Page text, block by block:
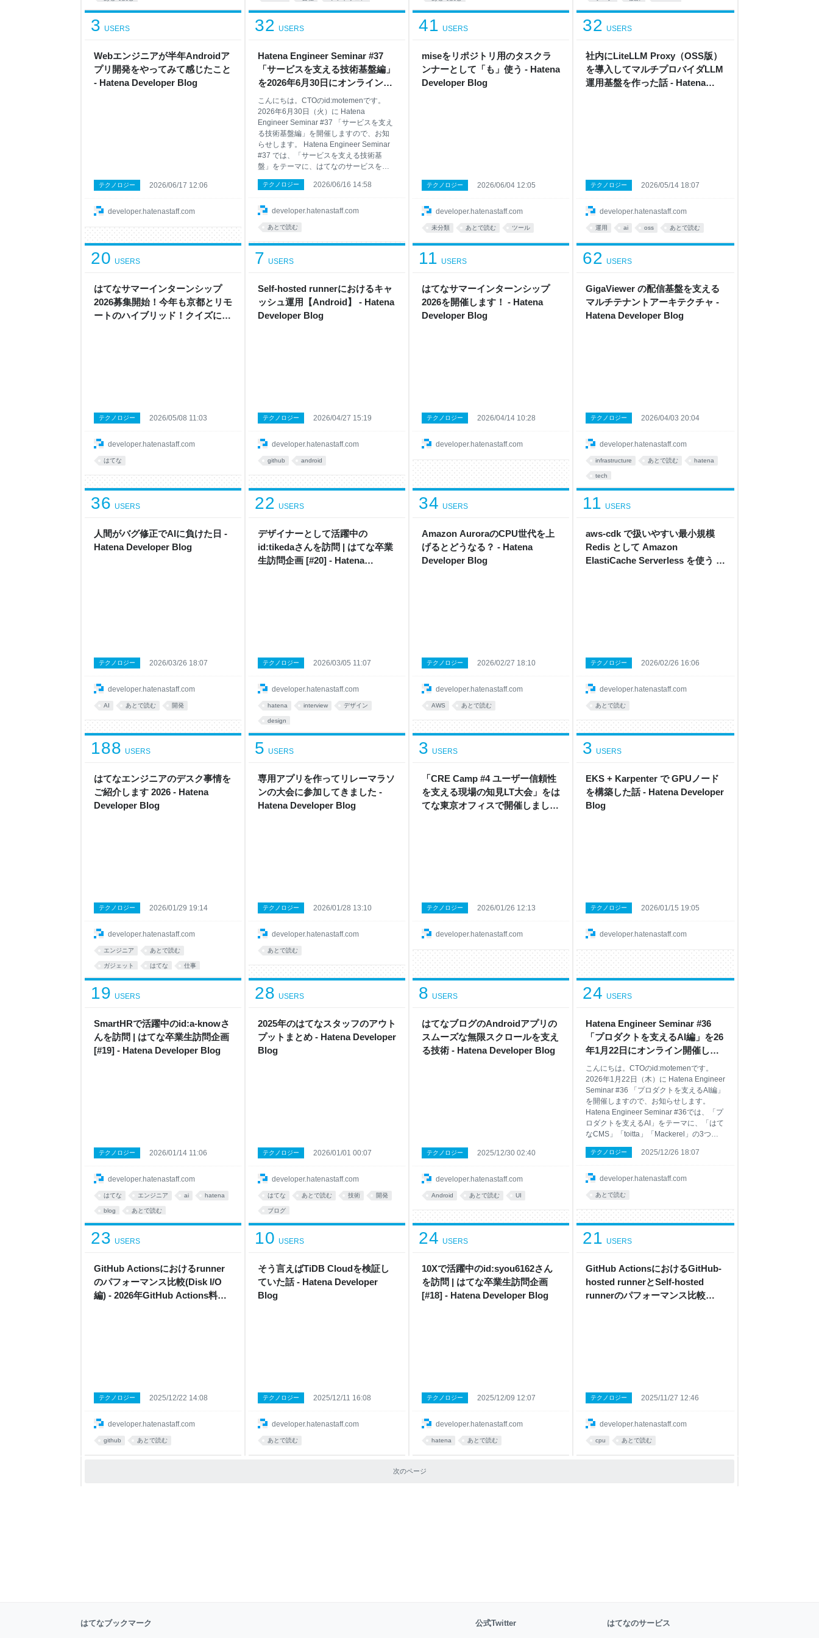
インタビュー *あとで読む
Webエンジニアが半年Androidア
プリ開発をやってみて感じたこと
- Hatena Developer Blog
3 USERS
developer.hatenastaff.com
テクノロジー 2026/06/17 12:06
Hatena Engineer Seminar #37
「サービスを支える技術基盤編」
を2026年6月30日にオンライン開
催します #hatenatech - Hatena
Developer Blog
32 USERS
developer.hatenastaff.com
こんにちは。CTOのid:motemenです。
2026年6月30日（火）に Hatena
Engineer Seminar #37 「サービスを支え
る技術基盤編」を開催しますので、お知
らせします。 Hatena Engineer Seminar
#37 では、「サービスを支える技術基
盤」をテーマに、はてなのサービスを技
術で支えつづけるエンジニア4名が登壇し
ます。表からは見えにくいものの、サー
的な挑戦について、現場におけるリアル
予定です。 開催はオンラインです。（詳
しくはconnpassのイベントページをご確
認ください）。皆様のご参加をお待ちし
ております！ イベント概要 日時: 2026年6
無料 開催形式: オンライン配信 YouTube
Live YouTub
テクノロジー 2026/06/16 14:58
あとで読む
miseをリポジトリ用のタスクラ
ンナーとして「も」使う - Hatena
Developer Blog
41 USERS
developer.hatenastaff.com
テクノロジー 2026/06/04 12:05
未分類 あとで読む ツール
社内にLiteLLM Proxy（OSS版）
を導入してマルチプロバイダLLM
運用基盤を作った話 - Hatena
32 USERS
developer.hatenastaff.com
テクノロジー 2026/05/14 18:07
運用 ai oss あとで読む
はてなサマーインターンシップ
2026募集開始！今年も京都とリモ
ートのハイブリッド！クイズに答
20 USERS
developer.hatenastaff.com
テクノロジー 2026/05/08 11:03
はてな
Self-hosted runnerにおけるキャ
ッシュ運用【Android】 - Hatena
Developer Blog
7 USERS
developer.hatenastaff.com
テクノロジー 2026/04/27 15:19
github android
はてなサマーインターンシップ
2026を開催します！ - Hatena
Developer Blog
11 USERS
developer.hatenastaff.com
テクノロジー 2026/04/14 10:28
GigaViewer の配信基盤を支える
マルチテナントアーキテクチャ -
Hatena Developer Blog
62 USERS
developer.hatenastaff.com
テクノロジー 2026/04/03 20:04
infrastructure あとで読む hatena
tech
人間がバグ修正でAIに負けた日 -
Hatena Developer Blog
36 USERS
developer.hatenastaff.com
テクノロジー 2026/03/26 18:07
AI あとで読む 開発
デザイナーとして活躍中の
id:tikedaさんを訪問 | はてな卒業
生訪問企画 [#20] - Hatena
22 USERS
developer.hatenastaff.com
テクノロジー 2026/03/05 11:07
hatena interview デザイン
design
Amazon AuroraのCPU世代を上
げるとどうなる？ - Hatena
Developer Blog
34 USERS
developer.hatenastaff.com
テクノロジー 2026/02/27 18:10
AWS あとで読む
aws-cdk で扱いやすい最小規模
Redis として Amazon
ElastiCache Serverless を使う -
11 USERS
developer.hatenastaff.com
テクノロジー 2026/02/26 16:06
あとで読む
はてなエンジニアのデスク事情を
ご紹介します 2026 - Hatena
Developer Blog
188 USERS
developer.hatenastaff.com
テクノロジー 2026/01/29 19:14
エンジニア あとで読む
ガジェット はてな 仕事
専用アプリを作ってリレーマラソ
ンの大会に参加してきました -
Hatena Developer Blog
5 USERS
developer.hatenastaff.com
テクノロジー 2026/01/28 13:10
あとで読む
「CRE Camp #4 ユーザー信頼性
を支える現場の知見LT大会」をは
てな東京オフィスで開催しまし
3 USERS
developer.hatenastaff.com
テクノロジー 2026/01/26 12:13
EKS + Karpenter で GPUノード
を構築した話 - Hatena Developer
Blog
3 USERS
developer.hatenastaff.com
テクノロジー 2026/01/15 19:05
SmartHRで活躍中のid:a-knowさ
んを訪問 | はてな卒業生訪問企画
[#19] - Hatena Developer Blog
19 USERS
developer.hatenastaff.com
テクノロジー 2026/01/14 11:06
はてな エンジニア ai hatena
blog あとで読む
2025年のはてなスタッフのアウト
プットまとめ - Hatena Developer
Blog
28 USERS
developer.hatenastaff.com
テクノロジー 2026/01/01 00:07
はてな あとで読む 技術 開発
ブログ
はてなブログのAndroidアプリの
スムーズな無限スクロールを支え
る技術 - Hatena Developer Blog
8 USERS
developer.hatenastaff.com
テクノロジー 2025/12/30 02:40
Android あとで読む UI
Hatena Engineer Seminar #36
「プロダクトを支えるAI編」を26
年1月22日にオンライン開催しま
す #hatenatech - Hatena
Developer Blog
24 USERS
developer.hatenastaff.com
こんにちは。CTOのid:motemenです。
2026年1月22日（木）に Hatena Engineer
Seminar #36 「プロダクトを支えるAI編」
を開催しますので、お知らせします。
Hatena Engineer Seminar #36では、「プ
ロダクトを支えるAI」をテーマに、「はて
なCMS」「toitta」「Mackerel」の3つの
法人向けサービス担当するエンジニア4名
が登壇します。 コーディングエージェン
く、サービスにAIを組み込むことによって
ンジニアが発表します。 実際にAIと向き
り組みの実態や、次々登場する新しい技術
をどのように自分たちのプロダクトにフィ
ットさせているかの技術的な詳細をお話す
（詳しくはconnpass
テクノロジー 2025/12/26 18:07
あとで読む
GitHub Actionsにおけるrunner
のパフォーマンス比較(Disk I/O
編) - 2026年GitHub Actions料金
23 USERS
developer.hatenastaff.com
テクノロジー 2025/12/22 14:08
github あとで読む
そう言えばTiDB Cloudを検証し
ていた話 - Hatena Developer
Blog
10 USERS
developer.hatenastaff.com
テクノロジー 2025/12/11 16:08
あとで読む
10Xで活躍中のid:syou6162さん
を訪問 | はてな卒業生訪問企画
[#18] - Hatena Developer Blog
24 USERS
developer.hatenastaff.com
テクノロジー 2025/12/09 12:07
hatena あとで読む
GitHub ActionsにおけるGitHub-
hosted runnerとSelf-hosted
runnerのパフォーマンス比較
21 USERS
developer.hatenastaff.com
テクノロジー 2025/11/27 12:46
cpu あとで読む
次のページ
はてなブックマーク 公式Twitter はてなのサービス